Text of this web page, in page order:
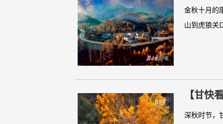
金秋十月的
山到虎狼关
【甘快
深秋时节，